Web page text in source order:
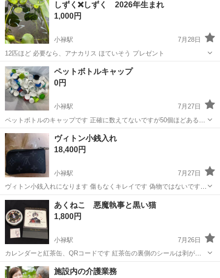
しずく❌しずく 2026年生まれ
1,000円
小禄駅
7月28日
12匹ほど 必要なら、アナカリス ほていそう プレゼント
沖縄 那覇市 小禄駅 その他 しずく
ペットボトルキャップ
0円
小禄駅
7月27日
ペットボトルのキャップです 正確に数えてないですが50個ほどあるか
と思います。 汚れが残ってるものもありますので洗って使ってくださ
い。 夏休みの工作やハンドメイドで必要な方いかがですか？
沖縄 那覇市 小禄駅 その他
ヴィトン小銭入れ
18,400円
小禄駅
7月27日
ヴィトン小銭入れになります 傷もなくキレイです 偽物ではないです
気になる方は連絡お願いします
沖縄 島尻郡 小禄駅 その他 ヴィトン
あくねこ 悪魔執事と黒い猫
1,800円
小禄駅
7月26日
カレンダーと紅茶缶、QRコードです 紅茶缶の裏側のシールは剥がし
てあります 中古にご理解のある方 神経質な方はご遠慮ください
沖縄 豊見城市 小禄駅 その他
施設内の介護業務